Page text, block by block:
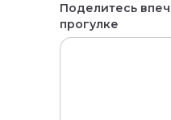
Поделитесь
прогулке